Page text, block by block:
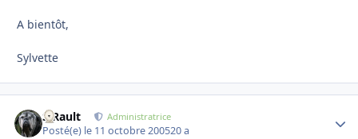
A bientôt,
Sylvette
S.Rault Administratrice
Posté(e) le 11 octobre 200520 a